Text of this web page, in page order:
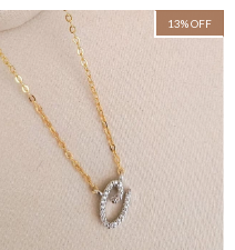
13%OFF